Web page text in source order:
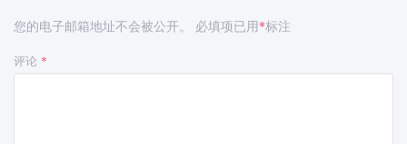
您的电子邮箱地址不会被公开。 必填项已用*标注
评论 *